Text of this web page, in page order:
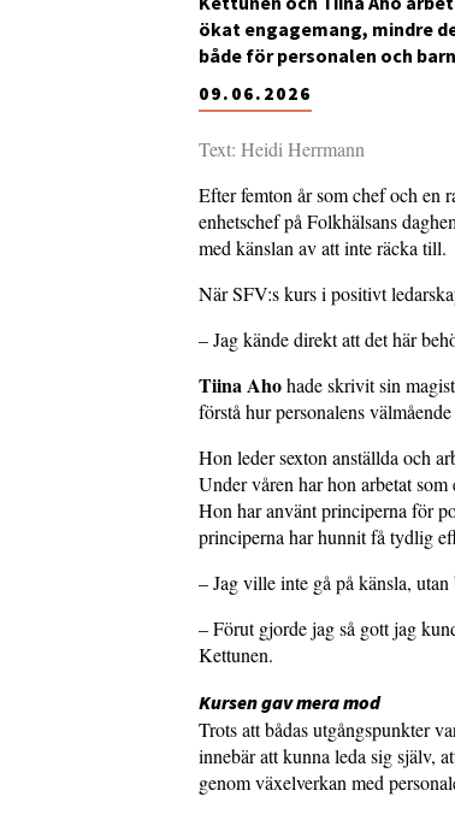
09.06.2026
ökat engagemang, mindre
både för personalen och
Text: Heidi Herrmann
Efter femton år som chef och en
enhetschef på Folkhälsans
med känslan av att inte räcka till.
När SFV:s kurs i positivt
– Jag kände direkt att det här
Tiina Ahohade skrivit sin
förstå hur personalens
Hon leder sexton anställda och
Under våren har hon arbetat
Hon har använt principerna för
principerna har hunnit få tydlig
– Jag ville inte gå på känsla,
– Förut gjorde jag så gott jag
Kettunen.
Kursen gav mera mod
Trots att bådas utgångspunkter
innebär att kunna leda sig själv,
genom växelverkan med